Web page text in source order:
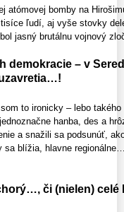
atómovej bomby na
ľudí, aj vyše stovky
jasný brutálnu vojnový
demokracie – v
to ironicky – lebo takého
hanba, des a
a snažili sa podsunúť,
sa blížia, hlavne
či (nielen) celé